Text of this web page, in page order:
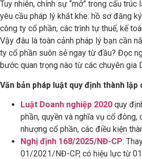
Tuy nhiên, chính sự “mở” trong cấu
yêu cầu pháp lý khắt khe: hồ sơ đăng
công ty cổ phần, các trình tự thuế, kế
Vậy đâu là toàn cảnh pháp lý bạn cần
ty cổ phần suôn sẻ ngay từ đầu? Đọc
bước quan trọng nào từ các chuyên gia
Văn bản pháp luật quy định thành lập
Luật Doanh nghiệp 2020 quy
phần, quyền và nghĩa vụ cổ đông,
nhượng cổ phần, các điều kiện
Nghị định 168/2025/NĐ-CP:
01/2021/NĐ-CP, có hiệu lực từ